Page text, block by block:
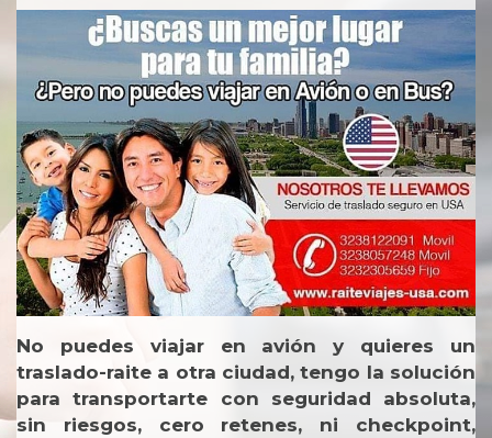
No puedes viajar en avión y quieres un
traslado-raite a otra ciudad, tengo la solución
para transportarte con seguridad absoluta,
sin riesgos, cero retenes, ni checkpoint,